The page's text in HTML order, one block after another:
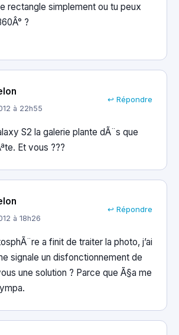
rectangle simplement ou tu peux
?
à 22h55
↩ Répondre
S2 la galerie plante dÃ¨s que
Et vous ???
à 18h26
↩ Répondre
a finit de traiter la photo, j’ai
signale un disfonctionnement de
une solution ? Parce que Ã§a me